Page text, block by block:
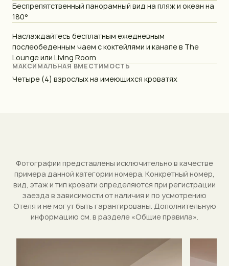
Беспрепятственный панорамный вид на пляж и океан на
180°
Наслаждайтесь бесплатным ежедневным
послеобеденным чаем с коктейлями и канапе в The
Lounge или Living Room
МАКСИМАЛЬНАЯ ВМЕСТИМОСТЬ
Четыре (4) взрослых на имеющихся кроватях
Фотографии представлены исключительно в качестве
примера данной категории номера. Конкретный номер,
вид, этаж и тип кровати определяются при регистрации
заезда в зависимости от наличия и по усмотрению
Отеля и не могут быть гарантированы. Дополнительную
информацию см. в разделе «Общие правила».